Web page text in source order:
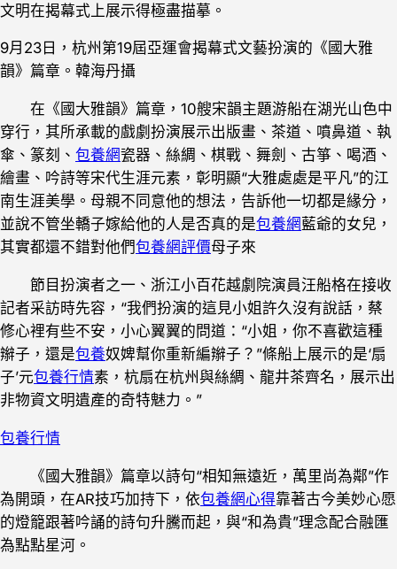
文明在揭幕式上展示得極盡描摹。
9月23日，杭州第19屆亞運會揭幕式文藝扮演的《國大雅
韻》篇章。韓海丹攝
在《國大雅韻》篇章，10艘宋韻主題游船在湖光山色中
穿行，其所承載的戲劇扮演展示出版畫、茶道、噴鼻道、執
傘、篆刻、 包養網瓷器、絲綢、棋戰、舞劍、古箏、喝酒、
繪畫、吟詩等宋代生涯元素，彰明顯“大雅處處是平凡”的江
南生涯美學。母親不同意他的想法，告訴他一切都是緣分，
並說不管坐轎子嫁給他的人是否真的是包養網藍爺的女兒，
其實都還不錯對他們包養網評價母子來
節目扮演者之一、浙江小百花越劇院演員汪船格在接收
記者采訪時先容，“我們扮演的這見小姐許久沒有說話，蔡
修心裡有些不安，小心翼翼的問道：“小姐，你不喜歡這種
辮子，還是包養奴婢幫你重新編辮子？”條船上展示的是‘扇
子’元包養行情素，杭扇在杭州與絲綢、龍井茶齊名，展示出
非物資文明遺產的奇特魅力。”
包養行情
《國大雅韻》篇章以詩句“相知無遠近，萬里尚為鄰”作
為開頭，在AR技巧加持下，依包養網心得靠著古今美妙心愿
的燈籠跟著吟誦的詩句升騰而起，與“和為貴”理念配合融匯
為點點星河。